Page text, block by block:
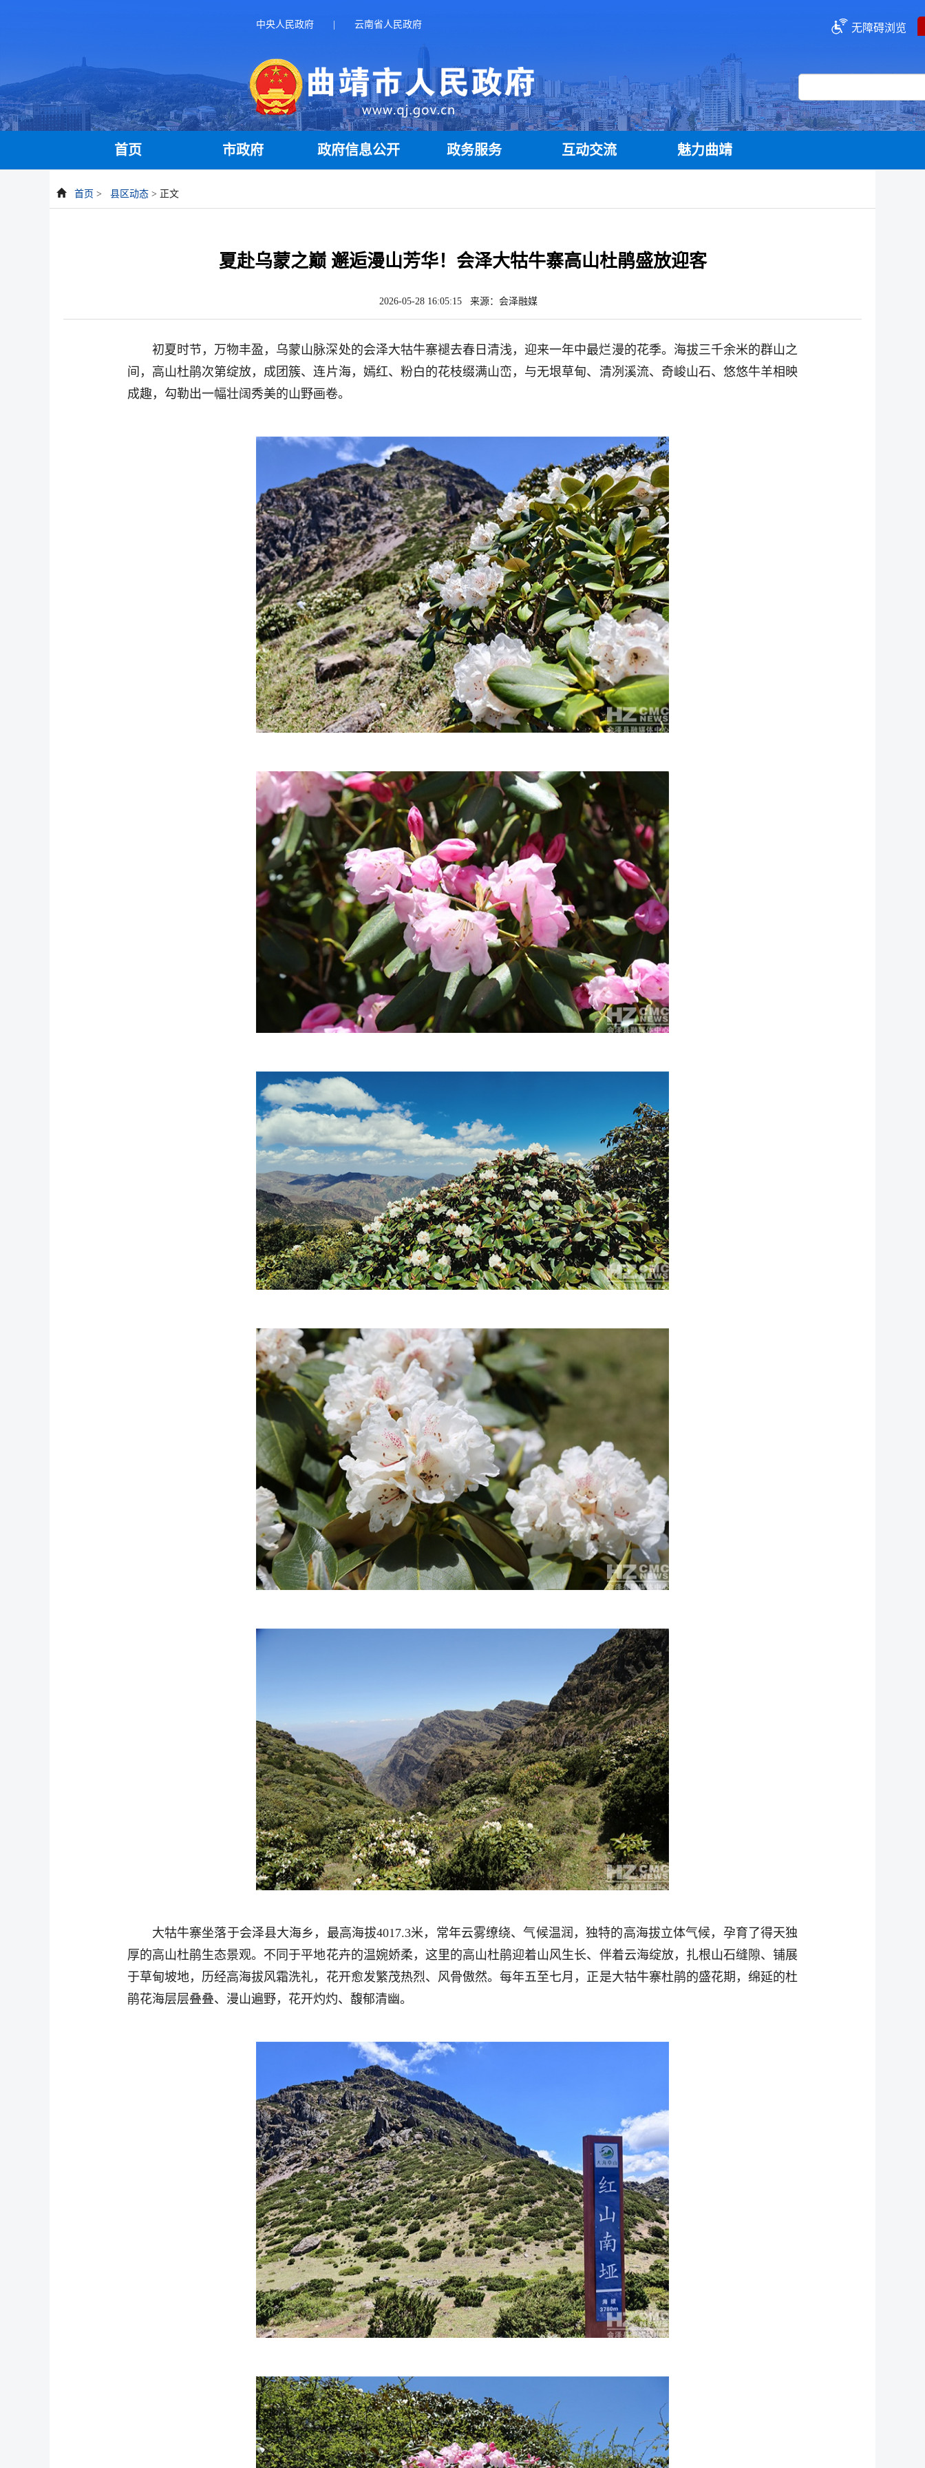
中央人民政府 云南省人民政府 无障碍浏览
首页 市政府 政府信息公开 政务服务 互动交流 魅力曲靖
首页 > 县区动态 > 正文
夏赴乌蒙之巅 邂逅漫山芳华！会泽大牯牛寨高山杜鹃盛放迎客
2026-05-28 16:05:15 来源：会泽融媒
初夏时节，万物丰盈，乌蒙山脉深处的会泽大牯牛寨褪去春日清浅，迎来一年中最烂漫的花季。海拔三千余米的群山之
间，高山杜鹃次第绽放，成团簇、连片海，嫣红、粉白的花枝缀满山峦，与无垠草甸、清冽溪流、奇峻山石、悠悠牛羊相映
成趣，勾勒出一幅壮阔秀美的山野画卷。
大牯牛寨坐落于会泽县大海乡，最高海拔4017.3米，常年云雾缭绕、气候温润，独特的高海拔立体气候，孕育了得天独
厚的高山杜鹃生态景观。不同于平地花卉的温婉娇柔，这里的高山杜鹃迎着山风生长、伴着云海绽放，扎根山石缝隙、铺展
于草甸坡地，历经高海拔风霜洗礼，花开愈发繁茂热烈、风骨傲然。每年五至七月，正是大牯牛寨杜鹃的盛花期，绵延的杜
鹃花海层层叠叠、漫山遍野，花开灼灼、馥郁清幽。